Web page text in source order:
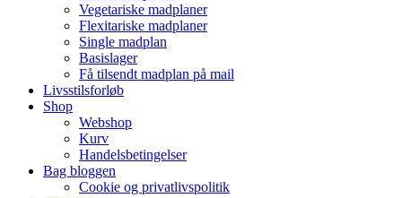
Vegetariske madplaner
Flexitariske madplaner
Single madplan
Basislager
Få tilsendt madplan på mail
Livsstilsforløb
Shop
Webshop
Kurv
Handelsbetingelser
Bag bloggen
Cookie og privatlivspolitik